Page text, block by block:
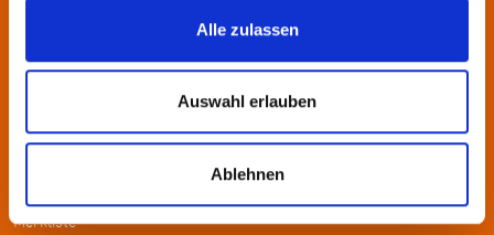
Alle zulassen
Auswahl erlauben
Ablehnen
Fax: +49 69 2577-1750
Service
Merkliste